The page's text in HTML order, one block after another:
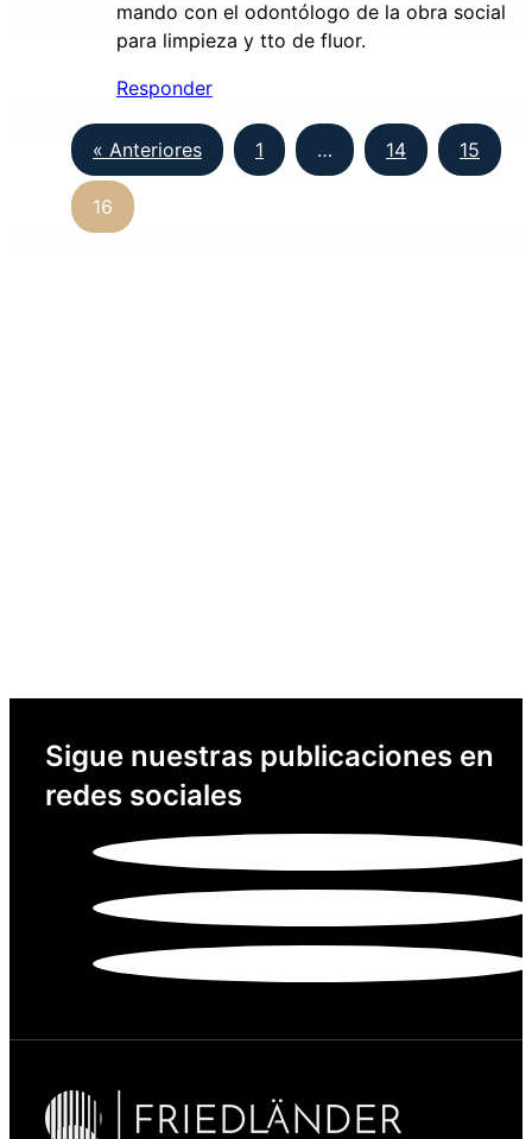
mando con el odontólogo de la obra social
para limpieza y tto de fluor.
Responder
« Anteriores 1 … 14 15
16
Sigue nuestras publicaciones en
redes sociales